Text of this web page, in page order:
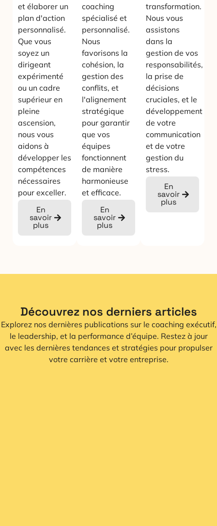
et élaborer un
plan d'action
personnalisé.
Que vous
soyez un
dirigeant
expérimenté
ou un cadre
supérieur en
pleine
ascension,
nous vous
aidons à
développer les
compétences
nécessaires
pour exceller.
En
savoir
plus
coaching
spécialisé et
personnalisé.
Nous
favorisons la
cohésion, la
gestion des
conflits, et
l'alignement
stratégique
pour garantir
que vos
équipes
fonctionnent
de manière
harmonieuse
et efficace.
En
savoir
plus
transformation.
Nous vous
assistons
dans la
gestion de vos
responsabilités,
la prise de
décisions
cruciales, et le
développement
de votre
communication
et de votre
gestion du
stress.
En
savoir
plus
Découvrez nos derniers articles
Explorez nos dernières publications sur le coaching exécutif,
le leadership, et la performance d’équipe. Restez à jour
avec les dernières tendances et stratégies pour propulser
votre carrière et votre entreprise.